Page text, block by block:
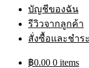
บัญชีของฉัน
รีวิวจากลูกค้า
สั่งซื้อและชำร
฿0.00 0 items